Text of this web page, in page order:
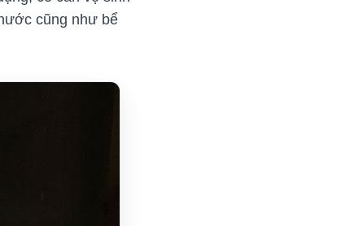
cũng như bể